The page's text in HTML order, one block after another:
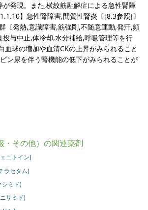
発現。また,横紋筋融解症による急性腎障
】急性腎障害,間質性腎炎〔[8.3参照]〕
〔発熱,意識障害,筋強剛,不随意運動,発汗,頻
投与中止,体冷却,水分補給,呼吸管理等を行
血球の増加や血清CKの上昇がみられること
ン尿を伴う腎機能の低下がみられることが
・その他）の関連薬剤
ニトイン)
ラセタム)
シミド)
サミド)